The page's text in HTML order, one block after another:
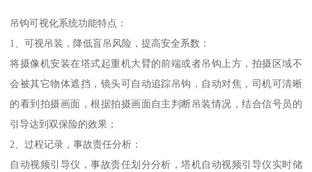
吊钩可视化系统功能特点：
1、可视吊装，降低盲吊风险，提高安全系数：
将摄像机安装在塔式起重机大臂的前端或者吊钩上方，拍摄区域不
会被其它物体遮挡，镜头可自动追踪吊钩，自动对焦，司机可清晰
的看到拍摄画面，根据拍摄画面自主判断吊装情况，结合信号员的
引导达到双保险的效果；
2、过程记录，事故责任分析：
自动视频引导仪，事故责任划分分析，塔机自动视频引导仪实时储